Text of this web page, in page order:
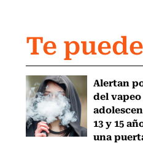
Te
Alertan
del vapeo
13 y 15
una